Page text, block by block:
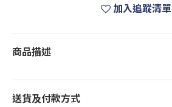
加入追蹤清單
商品描述
送貨及付款方式